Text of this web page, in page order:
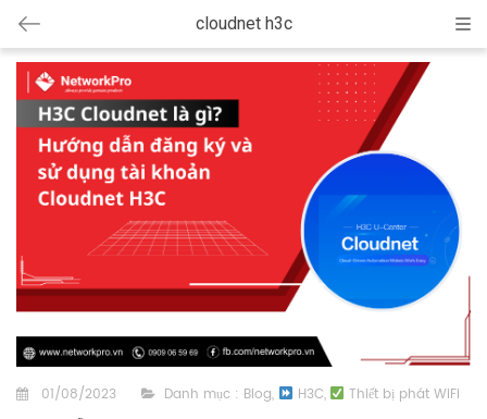
cloudnet h3c
01/08/2023 Danh mục : Blog, H3C, Thiết bị phát WiFi